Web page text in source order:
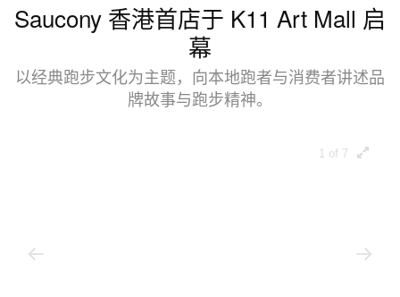
Saucony 香港首店于 K11 Art Mall 启
幕
以经典跑步文化为主题，向本地跑者与消费者讲述品
牌故事与跑步精神。
1 of 7